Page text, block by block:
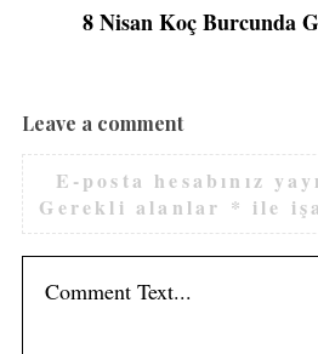
8 Nisan Koç Burcunda
Leave a comment
E-posta hesabınız
Gerekli alanlar * ile